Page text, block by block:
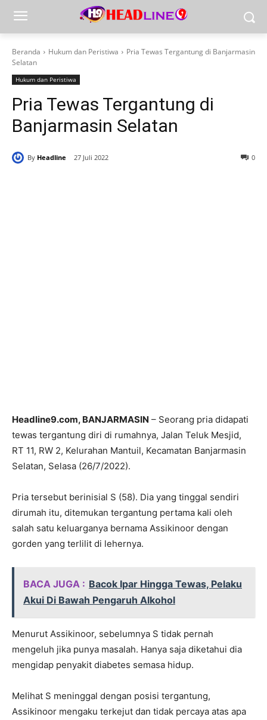
Beranda Hukum dan Peristiwa
Pria Tewas Tergantung di Banjarmasin
Selatan
Hukum dan Peristiwa
Pria Tewas Tergantung di
Banjarmasin Selatan
By Headline 27 Juli 2022 0
Headline9.com, BANJARMASIN – Seorang pria didapati
tewas tergantung diri di rumahnya, Jalan Teluk Mesjid,
RT 11, RW 2, Kelurahan Mantuil, Kecamatan Banjarmasin
Selatan, Selasa (26/7/2022).
Pria tersebut berinisial S (58). Dia yang tinggal sendiri
dirumah itu, ditemukan tergantung pertama kali oleh
salah satu keluarganya bernama Assikinoor dengan
gorden yang terlilit di lehernya.
BACA JUGA : Bacok Ipar Hingga Tewas, Pelaku
Akui Di Bawah Pengaruh Alkohol
Menurut Assikinoor, sebelumnya S tidak pernah
mengeluh jika punya masalah. Hanya saja diketahui dia
mengidap penyakit diabetes semasa hidup.
Melihat S meninggal dengan posisi tergantung,
Assikinoor mengaku terkejut dan tidak percaya atas apa